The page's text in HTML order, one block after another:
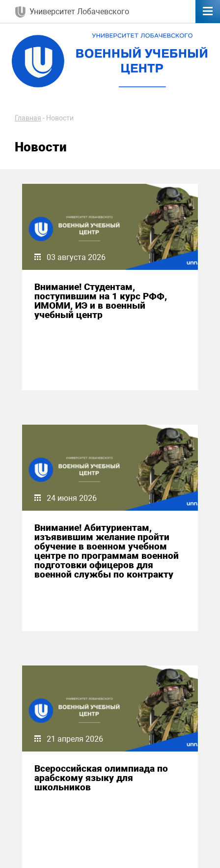
Университет Лобачевского
Главная - Новости
Новости
03 августа 2026
Внимание! Студентам,
поступившим на 1 курс РФФ,
ИМОМИ, ИЭ и в военный
учебный центр
24 июня 2026
Внимание! Абитуриентам,
изъявившим желание пройти
обучение в военном учебном
центре по программам военной
подготовки офицеров для
военной службы по контракту
21 апреля 2026
Всероссийская олимпиада по
арабскому языку для
школьников